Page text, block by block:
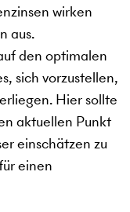
wirken
aus.
den optimalen
sich vorzustellen,
Hier sollte
aktuellen Punkt
einschätzen zu
einen